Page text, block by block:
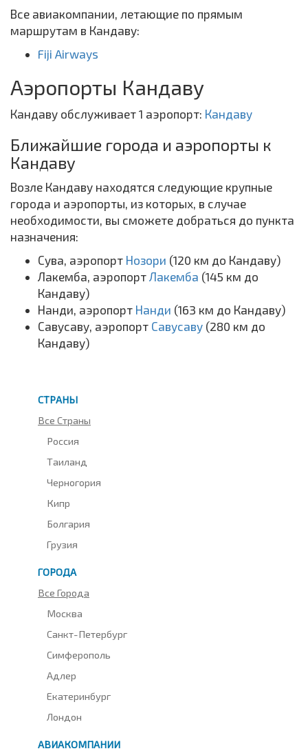
Все авиакомпании, летающие по прямым
маршрутам в Кандаву:
Fiji Airways
Аэропорты Кандаву
Кандаву обслуживает 1 аэропорт: Кандаву
Ближайшие города и аэропорты к
Кандаву
Возле Кандаву находятся следующие крупные
города и аэропорты, из которых, в случае
необходимости, вы сможете добраться до пункта
назначения:
Сува, аэропорт Нозори (120 км до Кандаву)
Лакемба, аэропорт Лакемба (145 км до
Кандаву)
Нанди, аэропорт Нанди (163 км до Кандаву)
Савусаву, аэропорт Савусаву (280 км до
Кандаву)
СТРАНЫ
Все Страны
Россия
Таиланд
Черногория
Кипр
Болгария
Грузия
ГОРОДА
Все Города
Москва
Санкт-Петербург
Симферополь
Адлер
Екатеринбург
Лондон
АВИАКОМПАНИИ